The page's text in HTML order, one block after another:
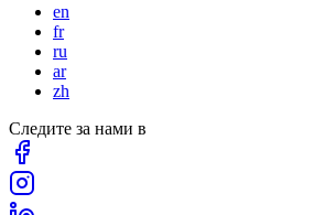
en
fr
ru
ar
zh
Следите за нами в